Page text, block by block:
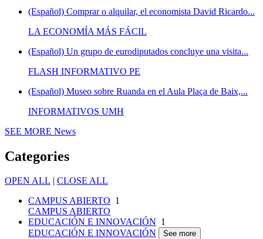
(Español) Comprar o alquilar, el economista David Ricardo...
LA ECONOMÍA MÁS FÁCIL
(Español) Un grupo de eurodiputados concluye una visita...
FLASH INFORMATIVO PE
(Español) Museo sobre Ruanda en el Aula Plaça de Baix,...
INFORMATIVOS UMH
SEE MORE News
Categories
OPEN ALL | CLOSE ALL
CAMPUS ABIERTO 1
CAMPUS ABIERTO
EDUCACIÓN E INNOVACIÓN 1
EDUCACIÓN E INNOVACIÓN
See more